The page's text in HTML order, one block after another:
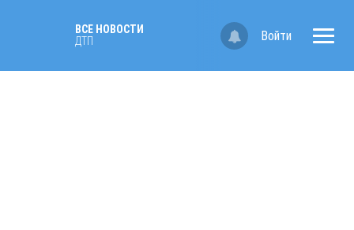
ВСЕ НОВОСТИ
ДТП
Войти